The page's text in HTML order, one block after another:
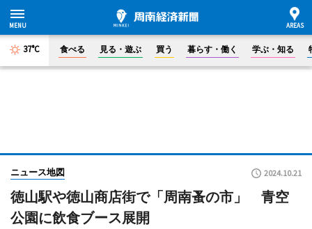
37°C 食べる 見る・遊ぶ 買う 暮らす・働く 学ぶ・知る
ニュース地図 2024.10.21
徳山駅や徳山商店街で「周南蚤の市」 青空
公園に飲食ブース展開